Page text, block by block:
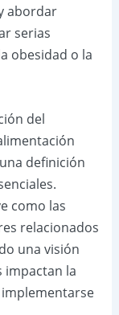
abordar
serias
obesidad o la
del
definición
como las
relacionados
una visión
impactan la